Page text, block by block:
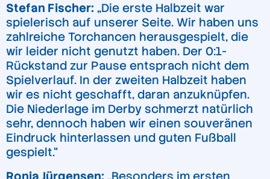
Stefan Fischer: „Die erste Halbzeit war
spielerisch auf unserer Seite. Wir haben uns
zahlreiche Torchancen herausgespielt, die
wir leider nicht genutzt haben. Der 0:1-
Rückstand zur Pause entsprach nicht dem
Spielverlauf. In der zweiten Halbzeit haben
wir es nicht geschafft, daran anzuknüpfen.
Die Niederlage im Derby schmerzt natürlich
sehr, dennoch haben wir einen souveränen
Eindruck hinterlassen und guten Fußball
gespielt.“
Ronja Jürgensen: „Besonders im ersten